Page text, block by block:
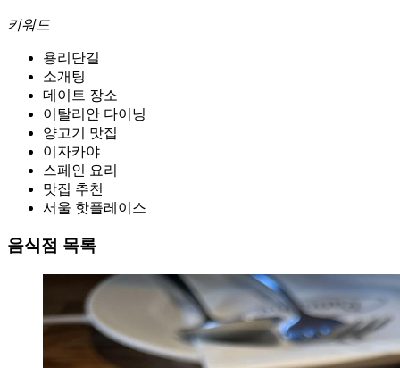
키워드
용리단길
소개팅
데이트 장소
이탈리안 다이닝
양고기 맛집
이자카야
스페인 요리
맛집 추천
서울 핫플레이스
음식점 목록